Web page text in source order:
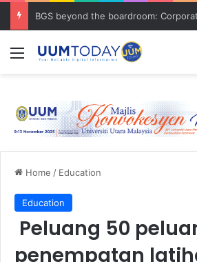
Menu
Home / Education
Education
Peluang 50
penempatan